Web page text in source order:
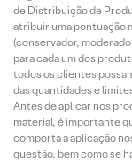
de Distribuição de
atribuir uma pontuação
(conservador,
para cada um dos
todos os clientes
das quantidades e
Antes de aplicar nos
material, é importante
comporta a aplicação
questão, bem como se